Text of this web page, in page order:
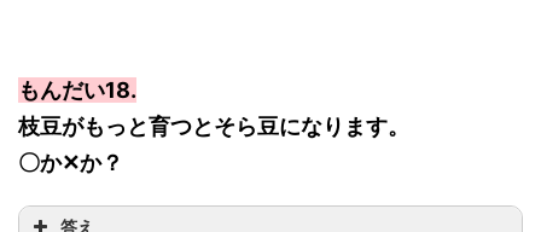
もんだい18.
枝豆がもっと育つとそら豆になります。
〇か✕か？
答え